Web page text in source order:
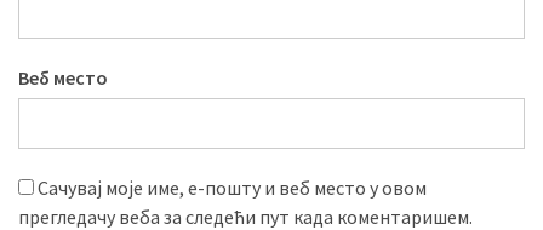
Веб место
Сачувај моје име, е-пошту и веб место у овом
прегледачу веба за следећи пут када коментаришем.